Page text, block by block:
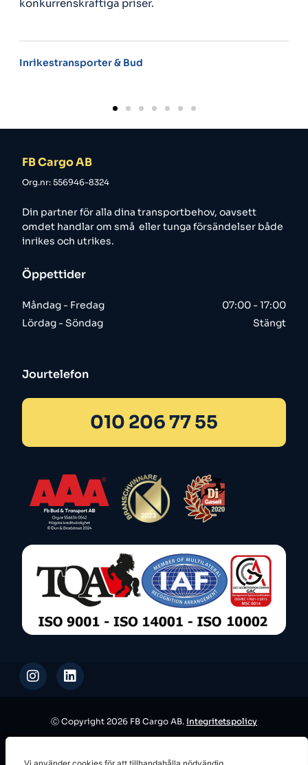
priser.
& Bud
FB Cargo AB
Org.nr: 556946-8324
Din partner för alla dina transportbehov, oavsett
omdet handlar om små eller tunga försändelser både
inrikes och utrikes.
Öppettider
Måndag - Fredag
Lördag - Söndag
07:00 - 17:00
Stängt
Jourtelefon
010 206 77 55
Ⓒ Copyright 2026 FB Cargo AB. Integritetspolicy